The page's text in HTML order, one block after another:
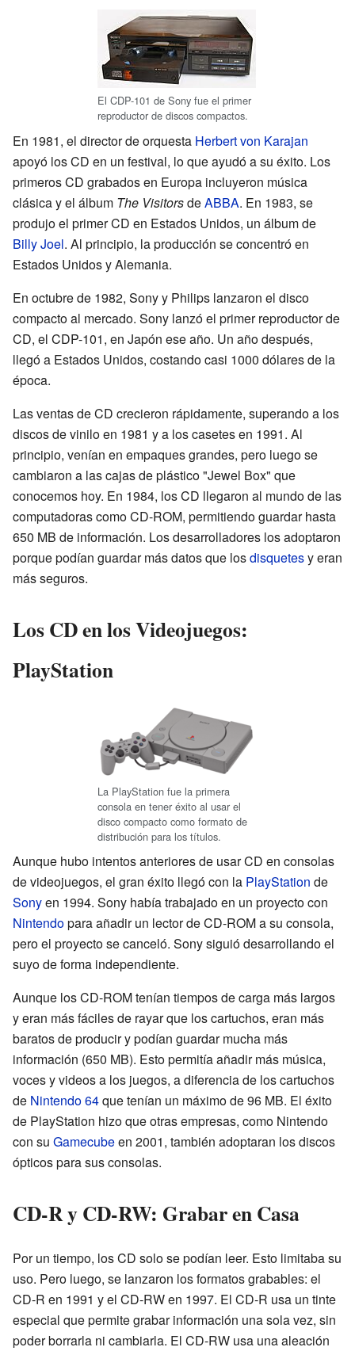
El CDP-101 de Sony fue el primer
reproductor de discos compactos.
En 1981, el director de orquesta Herbert von Karajan
apoyó los CD en un festival, lo que ayudó a su éxito. Los
primeros CD grabados en Europa incluyeron música
clásica y el álbum The VisitorsdeABBA. En 1983, se
produjo el primer CD en Estados Unidos, un álbum de
Billy Joel. Al principio, la producción se concentró en
Estados Unidos y Alemania.
En octubre de 1982, Sony y Philips lanzaron el disco
compacto al mercado. Sony lanzó el primer reproductor de
CD, el CDP-101, en Japón ese año. Un año después,
llegó a Estados Unidos, costando casi 1000 dólares de la
época.
Las ventas de CD crecieron rápidamente, superando a los
discos de vinilo en 1981 y a los casetes en 1991. Al
principio, venían en empaques grandes, pero luego se
cambiaron a las cajas de plástico "Jewel Box" que
conocemos hoy. En 1984, los CD llegaron al mundo de las
computadoras como CD-ROM, permitiendo guardar hasta
650 MB de información. Los desarrolladores los adoptaron
porque podían guardar más datos que losdisquetesy eran
más seguros.
Los CD en los Videojuegos:
PlayStation
La PlayStation fue la primera
consola en tener éxito al usar el
disco compacto como formato de
distribución para los títulos.
Aunque hubo intentos anteriores de usar CD en consolas
de videojuegos, el gran éxito llegó con la PlayStation de
Sonyen 1994. Sony había trabajado en un proyecto con
Nintendopara añadir un lector de CD-ROM a su consola,
pero el proyecto se canceló. Sony siguió desarrollando el
suyo de forma independiente.
Aunque los CD-ROM tenían tiempos de carga más largos
y eran más fáciles de rayar que los cartuchos, eran más
baratos de producir y podían guardar mucha más
información (650 MB). Esto permitía añadir más música,
voces y videos a los juegos, a diferencia de los cartuchos
de Nintendo 64que tenían un máximo de 96 MB. El éxito
de PlayStation hizo que otras empresas, como Nintendo
con su Gamecubeen 2001, también adoptaran los discos
ópticos para sus consolas.
CD-R y CD-RW: Grabar en Casa
Por un tiempo, los CD solo se podían leer. Esto limitaba su
uso. Pero luego, se lanzaron los formatos grabables: el
CD-R en 1991 y el CD-RW en 1997. El CD-R usa un tinte
especial que permite grabar información una sola vez, sin
poder borrarla ni cambiarla. El CD-RW usa una aleación